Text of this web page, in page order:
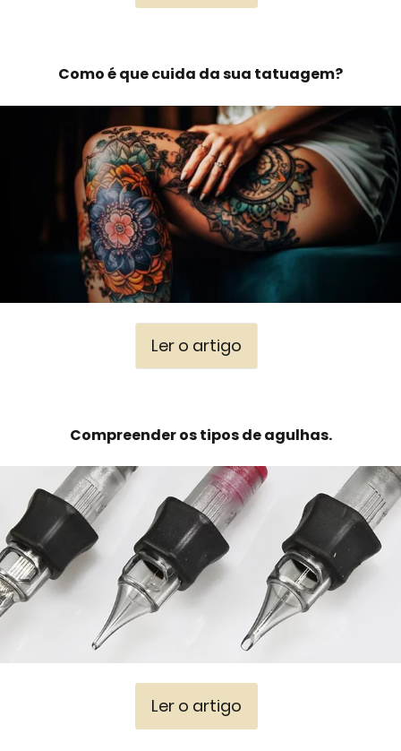
Como é que cuida da sua tatuagem?
Ler o artigo
Compreender os tipos de agulhas.
Ler o artigo